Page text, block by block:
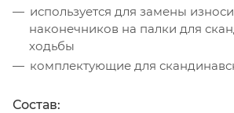
используется для замены
наконечников на палки для
ходьбы
комплектующие для
Состав: